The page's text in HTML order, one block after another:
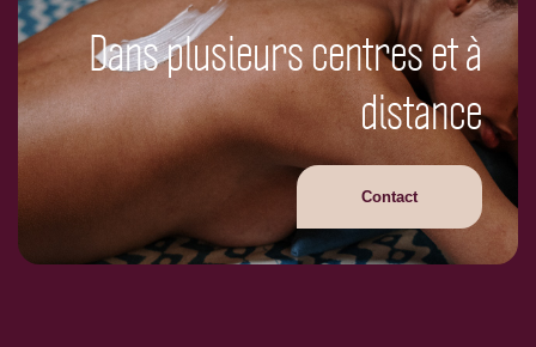
Dans plusieurs centres et à
distance
Contact